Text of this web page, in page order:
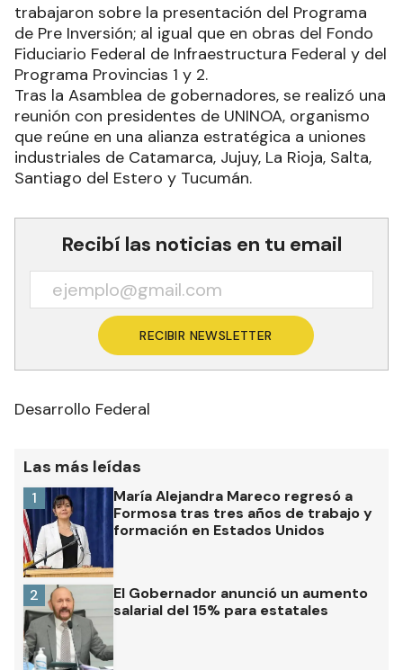
trabajaron sobre la presentación del Programa
de Pre Inversión; al igual que en obras del Fondo
Fiduciario Federal de Infraestructura Federal y del
Programa Provincias 1 y 2.
Tras la Asamblea de gobernadores, se realizó una
reunión con presidentes de UNINOA, organismo
que reúne en una alianza estratégica a uniones
industriales de Catamarca, Jujuy, La Rioja, Salta,
Santiago del Estero y Tucumán.
Recibí las noticias en tu email
RECIBIR NEWSLETTER
Desarrollo Federal
Las más leídas
María Alejandra Mareco regresó a
Formosa tras tres años de trabajo y
formación en Estados Unidos
1
El Gobernador anunció un aumento
salarial del 15% para estatales
2